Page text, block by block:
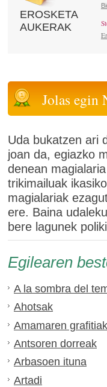
EROSKETA
AUKERAK
Jolas egin
Uda bukatzen ari
joan da, egiazko
denean
trikimailuak
magialariak
ere. Baina
bere lagunek
Egilearen
A la sombra del
Ahotsak
Amamaren grafitiak
Antsoren dorreak
Arbasoen ituna
Artadi